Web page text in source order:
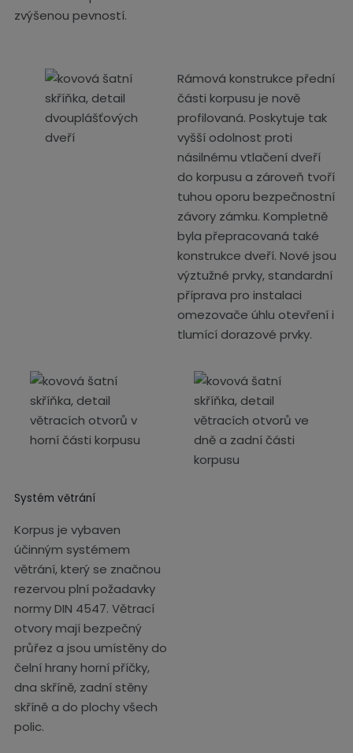
zvýšenou pevností.
Rámová konstrukce přední
části korpusu je nově
profilovaná. Poskytuje tak
vyšší odolnost proti
násilnému vtlačení dveří
do korpusu a zároveň tvoří
tuhou oporu bezpečnostní
závory zámku. Kompletně
byla přepracovaná také
konstrukce dveří. Nové jsou
výztužné prvky, standardní
příprava pro instalaci
omezovače úhlu otevření i
tlumící dorazové prvky.
Systém větrání
Korpus je vybaven
účinným systémem
větrání, který se značnou
rezervou plní požadavky
normy DIN 4547. Větrací
otvory mají bezpečný
průřez a jsou umístěny do
čelní hrany horní příčky,
dna skříně, zadní stěny
skříně a do plochy všech
polic.